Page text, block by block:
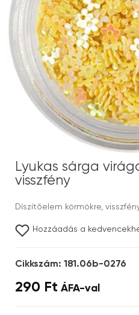
Lyukas sárga
visszfény
Díszítőelem körmökre,
Hozzáadás a
Cikkszám: 181.06b-0276
290 Ft ÁFA-val